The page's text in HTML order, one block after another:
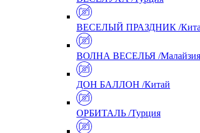
ВЕСЕЛЫЙ ПРАЗДНИК /
ВОЛНА ВЕСЕЛЬЯ /Малайзия
ДОН БАЛЛОН /Китай
ОРБИТАЛЬ /Турция